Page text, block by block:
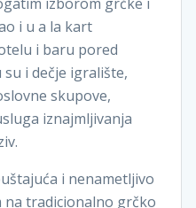
i u a la kart
i baru pored
i dečje igralište,
skupove,
iznajmljivanja
i nenametljivo
na tradicionalno grčko